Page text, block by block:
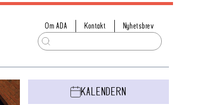
Om ADA Kontakt Nyhetsbrev
KALENDERN